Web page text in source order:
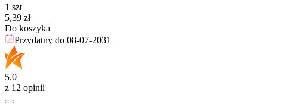
1 szt
Cena
5,39 zł
Do koszyka
Przydatny do 08-07-2031
5.0
z 12 opinii